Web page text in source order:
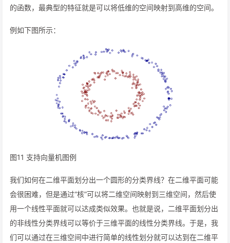
的函数，最典型的特征就是可以将低维的空间映射到高维的空间。
例如下图所示：
图11 支持向量机图例
我们如何在二维平面划分出一个圆形的分类界线？在二维平面可能
会很困难，但是通过“核”可以将二维空间映射到三维空间，然后使
用一个线性平面就可以达成类似效果。也就是说，二维平面划分出
的非线性分类界线可以等价于三维平面的线性分类界线。于是，我
们可以通过在三维空间中进行简单的线性划分就可以达到在二维平